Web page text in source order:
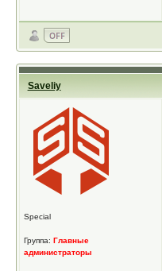
Saveliy
Special
Группа: Главные
администраторы